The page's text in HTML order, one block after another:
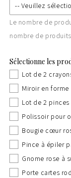
-- Veuillez
5 produits
7 produits
8 produits
9 produits
10 produits
11 produits
Le nombre de
nombre de
Sélectionne les
Lot de 2
Miroir en forme
Lot de 2 pinces
Polissoir pour
Bougie cœur
Pince à épiler
Gnome rose à
Porte cartes